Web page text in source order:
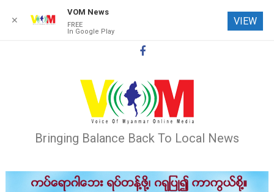
Bringing Balance Back To Local News
✕
VOM News
FREE
In Google Play
VIEW